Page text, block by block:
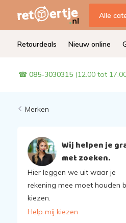
Alle
Retourdeals Nieuw online
☎ 085-3030315 (12.00 tot
Merken
Wij helpen je
met zoeken.
Hier leggen we uit waar je
rekening mee moet houden
kiezen.
Help mij kiezen